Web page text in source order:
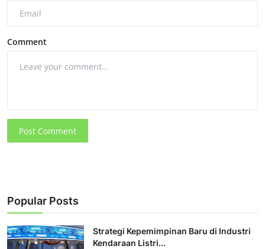
Comment
Post Comment
Popular Posts
Strategi Kepemimpinan Baru di Industri
Kendaraan Listri...